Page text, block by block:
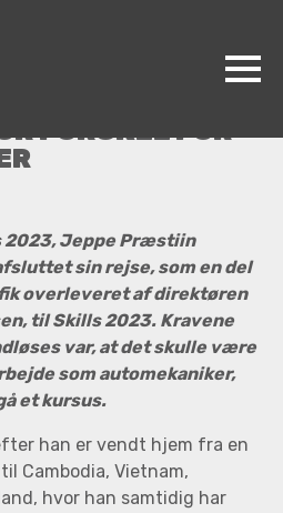
forskel
AU2PARTS’
HAR
FORSKEL FOR
2023, Jeppe Præstiin
sin rejse, som en del
overleveret af direktøren
til Skills 2023. Kravene
var, at det skulle være
som automekaniker,
et kursus.
han er vendt hjem fra en
Cambodia, Vietnam,
hvor han samtidig har